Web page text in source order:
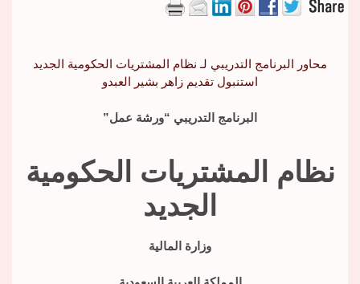
محاور البرنامج التدريبي لـ نظام المشتريات الحكومية الجديد
استنبول تقديم زاهر بشير العبدو
البرنامج التدريبي “ورشة عمل”
نظام المشتريات الحكومية
الجديد
وزارة المالية